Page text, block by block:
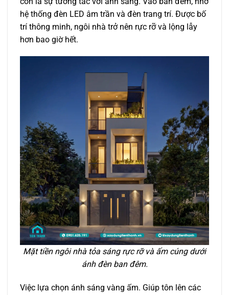
hệ thống đèn LED âm trần và đèn trang trí. Được bố
trí thông minh, ngôi nhà trở nên rực rỡ và lộng lẫy
hơn bao giờ hết.
Mặt tiền ngôi nhà tỏa sáng rực rỡ và ấm cúng dưới
ánh đèn ban đêm.
Việc lựa chọn ánh sáng vàng ấm. Giúp tôn lên các